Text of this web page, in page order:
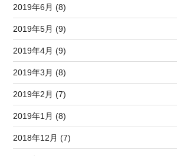
2019年6月 (8)
2019年5月 (9)
2019年4月 (9)
2019年3月 (8)
2019年2月 (7)
2019年1月 (8)
2018年12月 (7)